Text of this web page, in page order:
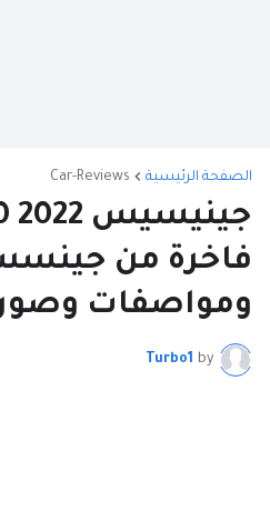
الصفحة الرئيسية Car-Reviews
فاخرة من
ومواصفات
by
Turbo1